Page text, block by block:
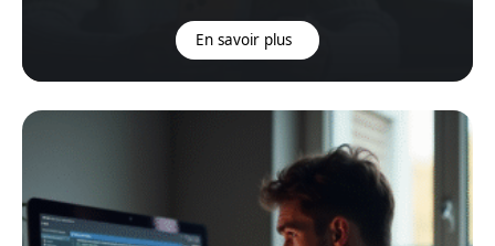
En savoir plus